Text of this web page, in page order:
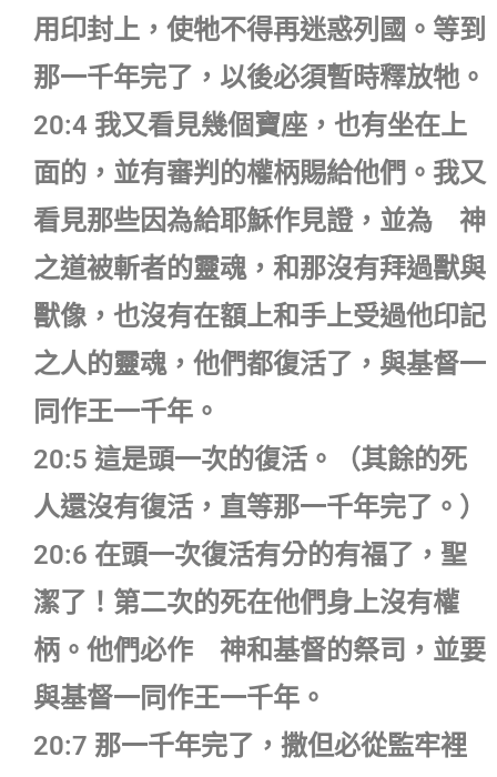
用印封上，使牠不得再迷惑列國。等到
那一千年完了，以後必須暫時釋放牠。
20:4 我又看見幾個寶座，也有坐在上
面的，並有審判的權柄賜給他們。我又
看見那些因為給耶穌作見證，並為 神
之道被斬者的靈魂，和那沒有拜過獸與
獸像，也沒有在額上和手上受過他印記
之人的靈魂，他們都復活了，與基督一
同作王一千年。
20:5 這是頭一次的復活。（其餘的死
人還沒有復活，直等那一千年完了。）
20:6 在頭一次復活有分的有福了，聖
潔了！第二次的死在他們身上沒有權
柄。他們必作 神和基督的祭司，並要
與基督一同作王一千年。
20:7 那一千年完了，撒但必從監牢裡